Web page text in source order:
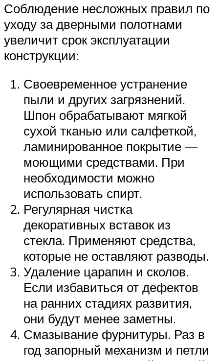
Соблюдение несложных правил по
уходу за дверными полотнами
увеличит срок эксплуатации
конструкции:
Своевременное устранение
пыли и других загрязнений.
Шпон обрабатывают мягкой
сухой тканью или салфеткой,
ламинированное покрытие —
моющими средствами. При
необходимости можно
использовать спирт.
Регулярная чистка
декоративных вставок из
стекла. Применяют средства,
которые не оставляют разводы.
Удаление царапин и сколов.
Если избавиться от дефектов
на ранних стадиях развития,
они будут менее заметны.
Смазывание фурнитуры. Раз в
год запорный механизм и петли